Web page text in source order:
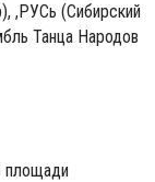
(Сибирский
Танца Народов
площади